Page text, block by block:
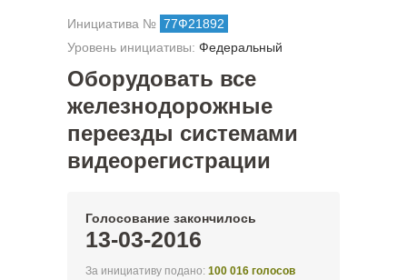
Инициатива № 77Ф21892
Уровень инициативы: Федеральный
Оборудовать все
железнодорожные
переезды системами
видеорегистрации
Голосование закончилось
13-03-2016
За инициативу подано: 100 016 голосов